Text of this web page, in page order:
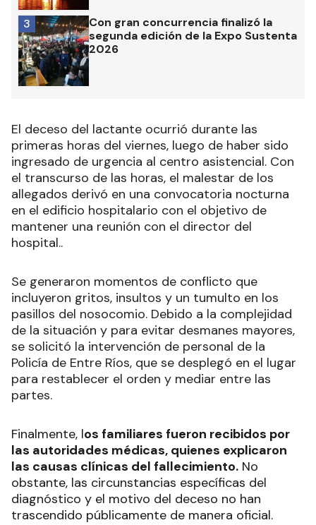
Con gran concurrencia finalizó la
segunda edición de la Expo Sustenta
2026
3
El deceso del lactante ocurrió durante las
primeras horas del viernes, luego de haber sido
ingresado de urgencia al centro asistencial. Con
el transcurso de las horas, el malestar de los
allegados derivó en una convocatoria nocturna
en el edificio hospitalario con el objetivo de
mantener una reunión con el director del
hospital..
Se generaron momentos de conflicto que
incluyeron gritos, insultos y un tumulto en los
pasillos del nosocomio. Debido a la complejidad
de la situación y para evitar desmanes mayores,
se solicitó la intervención de personal de la
Policía de Entre Ríos, que se desplegó en el lugar
para restablecer el orden y mediar entre las
partes.
Finalmente, los familiares fueron recibidos por
las autoridades médicas, quienes explicaron
las causas clínicas del fallecimiento. No
obstante, las circunstancias específicas del
diagnóstico y el motivo del deceso no han
trascendido públicamente de manera oficial.